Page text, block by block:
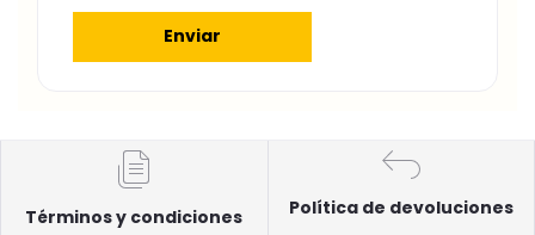
Enviar
Términos y condiciones Política de devoluciones